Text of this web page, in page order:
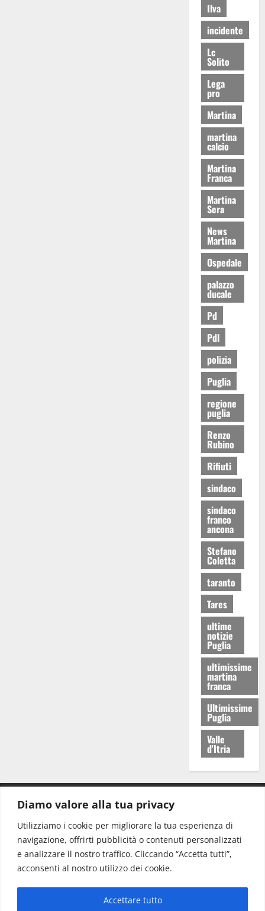
Diamo valore alla tua privacy
Utilizziamo i cookie per migliorare la tua esperienza di
navigazione, offrirti pubblicità o contenuti personalizzati
e analizzare il nostro traffico. Cliccando “Accetta tutti”,
acconsenti al nostro utilizzo dei cookie.
Accettare tutto
Ilva
incidente
Lc
Solito
Lega
pro
Martina
martina
calcio
Martina
Franca
Martina
Sera
News
Martina
Ospedale
palazzo
ducale
Pd
Pdl
polizia
Puglia
regione
puglia
Renzo
Rubino
Rifiuti
sindaco
sindaco
franco
ancona
Stefano
Coletta
taranto
Tares
ultime
notizie
Puglia
ultimissime
martina
franca
Ultimissime
Puglia
Valle
d'Itria
Redazione: redazione@www.martinasera.it
Direttore:direttore@www.martinasera.it
Info & Commerciale:info@www.martinasera.it